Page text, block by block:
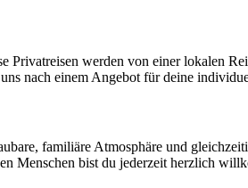
Privatreisen werden von einer lokalen
nach einem Angebot für deine
familiäre Atmosphäre und
bist du jederzeit herzlich